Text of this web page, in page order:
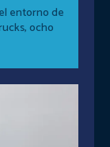
entorno de
ocho